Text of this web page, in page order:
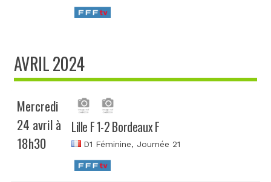
AVRIL 2024
Mercredi
24 avril à
18h30
Lille F 1-2 Bordeaux F
D1 Féminine, Journée 21